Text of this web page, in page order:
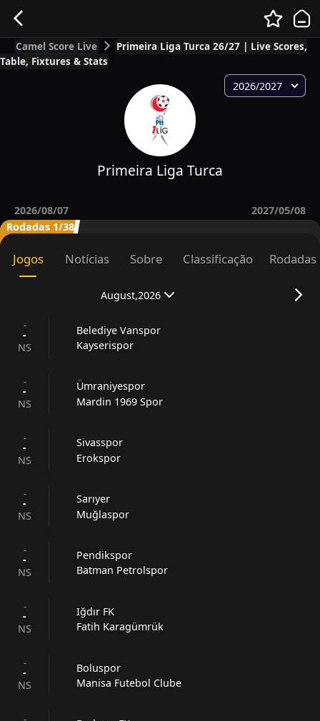
Camel Score Live
Primeira Liga Turca 26/27 | Live Scores,
Table, Fixtures & Stats
2026/2027
Primeira Liga Turca
2026/08/07
2027/05/08
Rodadas 1/38
Jogos Notícias Sobre Classificação Rodadas
August,2026
-
-
NS
Belediye Vanspor
Kayserispor
-
-
NS
Ümraniyespor
Mardin 1969 Spor
-
-
NS
Sivasspor
Erokspor
-
-
NS
Sarıyer
Muğlaspor
-
-
NS
Pendikspor
Batman Petrolspor
-
-
NS
Iğdır FK
Fatih Karagümrük
-
-
NS
Boluspor
Manisa Futebol Clube